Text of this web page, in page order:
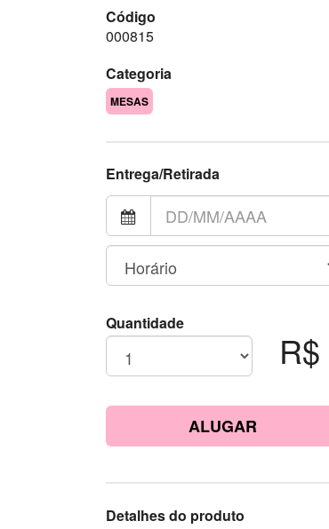
Código
000815
Categoria
MESAS
Entrega/Retirada
Quantidade
ALUGAR
Detalhes do produto